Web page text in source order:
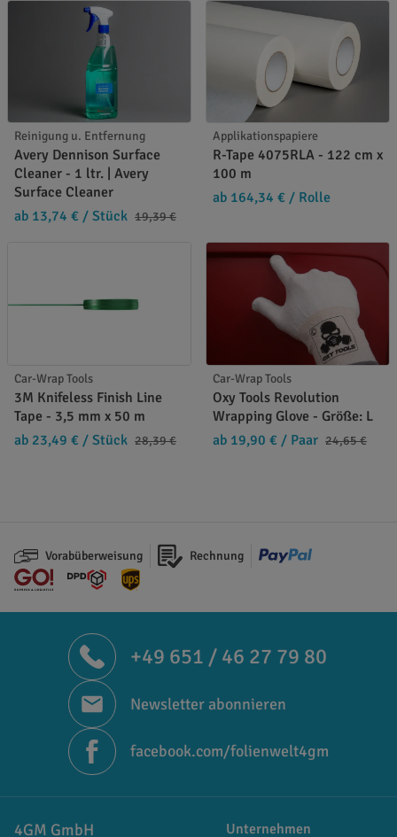
Reinigung u. Entfernung
Avery Dennison Surface
Cleaner - 1 ltr. | Avery
Surface Cleaner
ab 13,74 € / Stück 19,39 €
Applikationspapiere
R-Tape 4075RLA - 122 cm x
100 m
ab 164,34 € / Rolle
Car-Wrap Tools
3M Knifeless Finish Line
Tape - 3,5 mm x 50 m
ab 23,49 € / Stück 28,39 €
Car-Wrap Tools
Oxy Tools Revolution
Wrapping Glove - Größe: L
ab 19,90 € / Paar 24,65 €
Vorabüberweisung Rechnung
+49 651 / 46 27 79 80
Newsletter abonnieren
facebook.com/folienwelt4gm
4GM GmbH Unternehmen